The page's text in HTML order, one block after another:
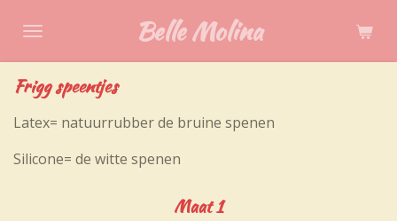
direct
naar
de
Belle Molina
Frigg speentjes
Latex= natuurrubber de bruine spenen
Silicone= de witte spenen
Maat 1